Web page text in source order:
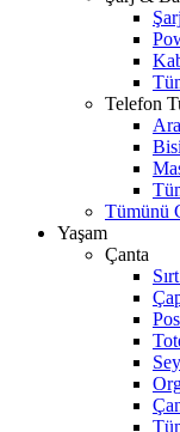
Telefon
Tümünü
Yaşam
Çanta